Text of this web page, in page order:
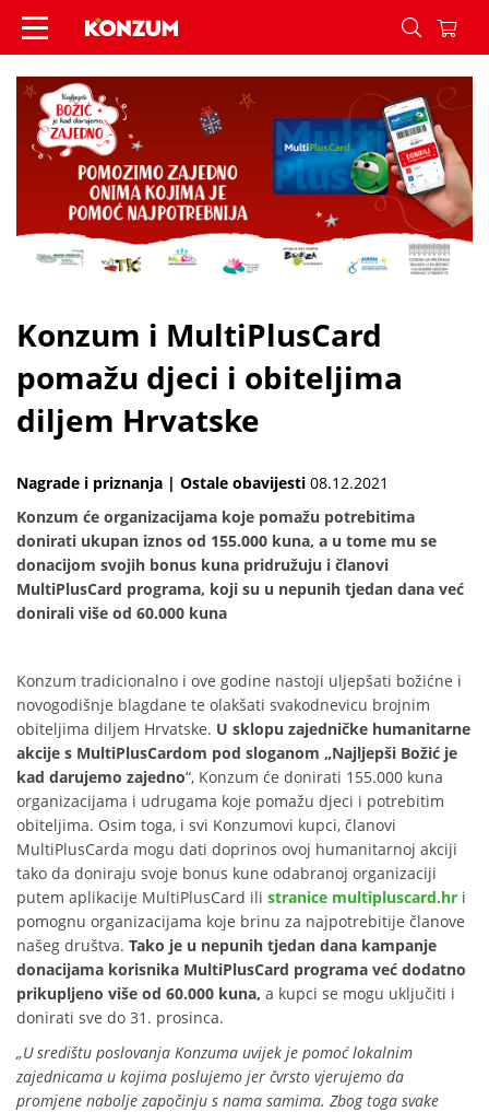
Konzum i MultiPlusCard pomažu djeci i
Konzum i MultiPlusCard
pomažu djeci i obiteljima
diljem Hrvatske
Nagrade i priznanja | Ostale obavijesti 08.12.2021
Konzum će organizacijama koje pomažu potrebitima
donirati ukupan iznos od 155.000 kuna, a u tome mu se
donacijom svojih bonus kuna pridružuju i članovi
MultiPlusCard programa, koji su u nepunih tjedan dana već
donirali više od 60.000 kuna
Konzum tradicionalno i ove godine nastoji uljepšati božićne i
novogodišnje blagdane te olakšati svakodnevicu brojnim
obiteljima diljem Hrvatske. U sklopu zajedničke humanitarne
akcije s MultiPlusCardom pod sloganom „Najljepši Božić je
kad darujemo zajedno“, Konzum će donirati 155.000 kuna
organizacijama i udrugama koje pomažu djeci i potrebitim
obiteljima. Osim toga, i svi Konzumovi kupci, članovi
MultiPlusCarda mogu dati doprinos ovoj humanitarnoj akciji
tako da doniraju svoje bonus kune odabranoj organizaciji
putem aplikacije MultiPlusCard ili stranice multipluscard.hr i
pomognu organizacijama koje brinu za najpotrebitije članove
našeg društva. Tako je u nepunih tjedan dana kampanje
donacijama korisnika MultiPlusCard programa već dodatno
prikupljeno više od 60.000 kuna, a kupci se mogu uključiti i
donirati sve do 31. prosinca.
„U središtu poslovanja Konzuma uvijek je pomoć lokalnim
zajednicama u kojima poslujemo jer čvrsto vjerujemo da
promjene nabolje započinju s nama samima. Zbog toga svake